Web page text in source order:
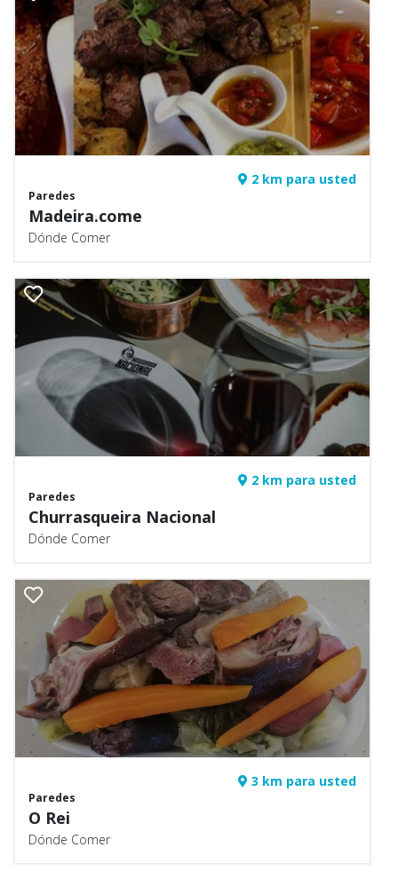
2 km para usted
Paredes
Madeira.come
Dónde Comer
2 km para usted
Paredes
Churrasqueira Nacional
Dónde Comer
3 km para usted
Paredes
O Rei
Dónde Comer